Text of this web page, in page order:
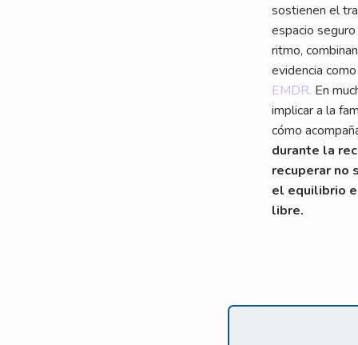
sostienen el
espacio
ritmo,
evidencia
EMDR. En
implicar a la
cómo
durante la
recuperar no
el equilibrio
libre.